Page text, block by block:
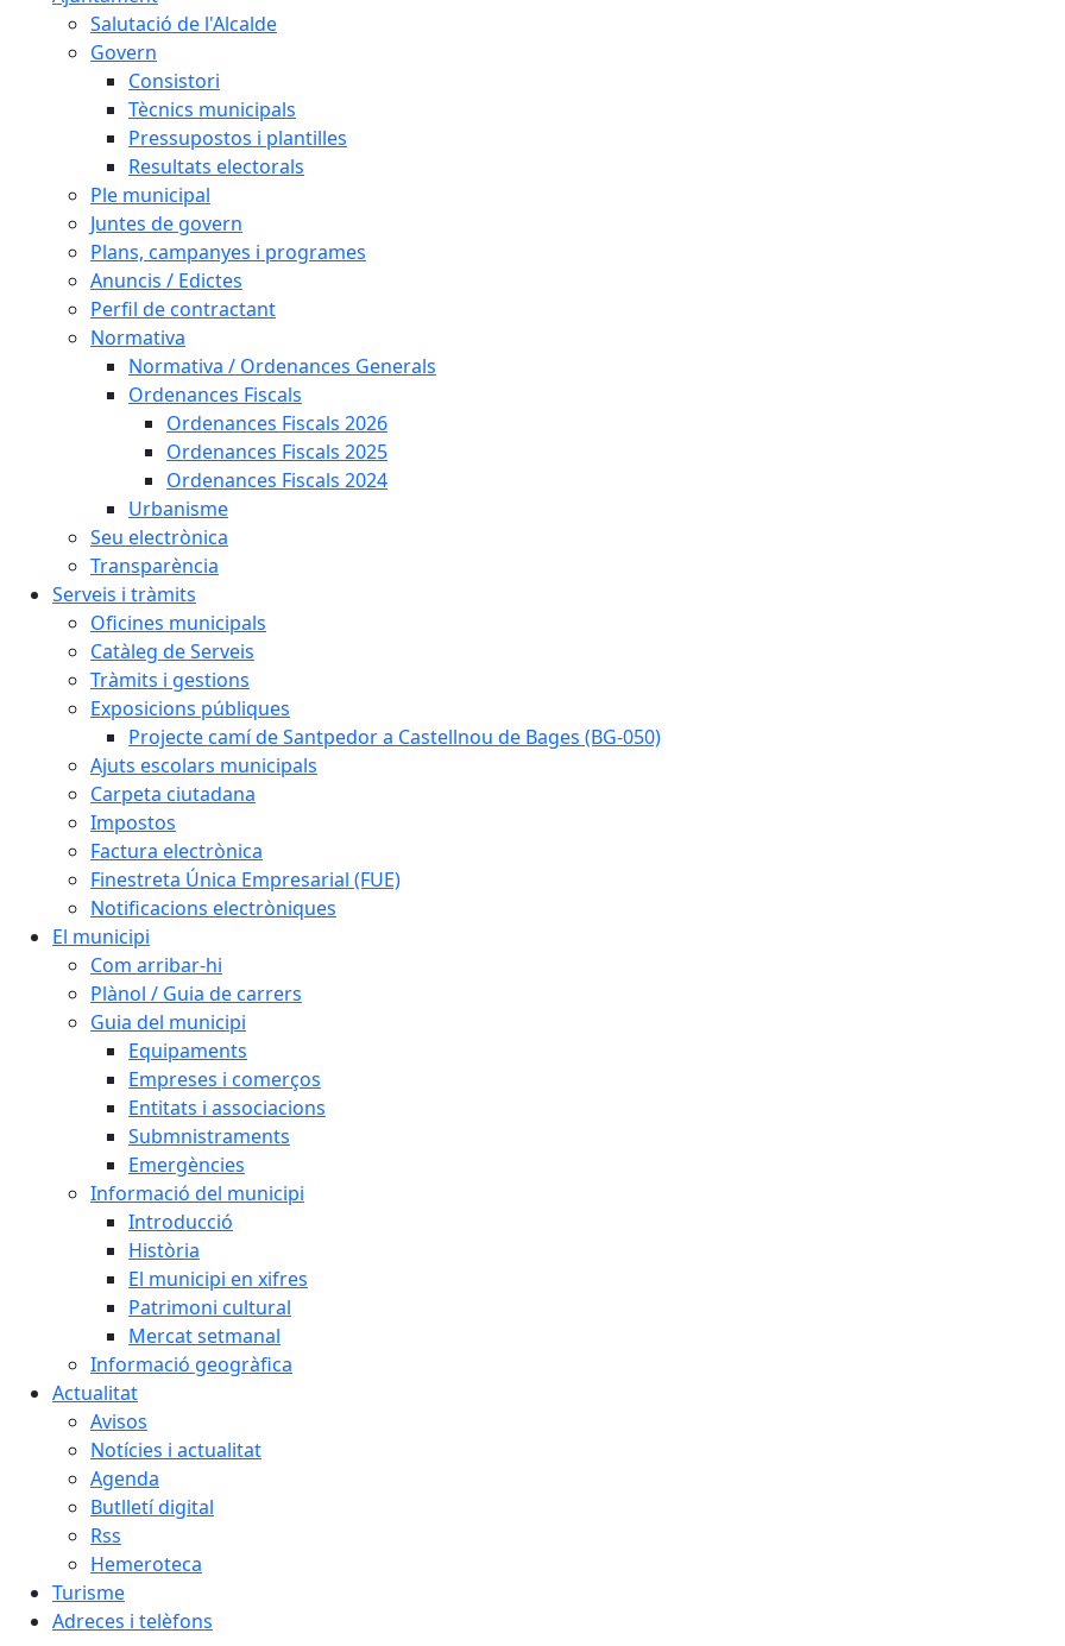
Salutació de l'Alcalde
Govern
Consistori
Tècnics municipals
Pressupostos i plantilles
Resultats electorals
Ple municipal
Juntes de govern
Plans, campanyes i programes
Anuncis / Edictes
Perfil de contractant
Normativa
Normativa / Ordenances Generals
Ordenances Fiscals
Ordenances Fiscals 2026
Ordenances Fiscals 2025
Ordenances Fiscals 2024
Urbanisme
Seu electrònica
Transparència
Serveis i tràmits
Oficines municipals
Catàleg de Serveis
Tràmits i gestions
Exposicions públiques
Projecte camí de Santpedor a Castellnou de Bages (BG-050)
Ajuts escolars municipals
Carpeta ciutadana
Impostos
Factura electrònica
Finestreta Única Empresarial (FUE)
Notificacions electròniques
El municipi
Com arribar-hi
Plànol / Guia de carrers
Guia del municipi
Equipaments
Empreses i comerços
Entitats i associacions
Submnistraments
Emergències
Informació del municipi
Introducció
Història
El municipi en xifres
Patrimoni cultural
Mercat setmanal
Informació geogràfica
Actualitat
Avisos
Notícies i actualitat
Agenda
Butlletí digital
Rss
Hemeroteca
Turisme
Adreces i telèfons